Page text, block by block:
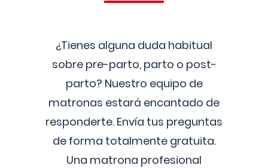
¿Tienes alguna duda habitual
sobre pre-parto, parto o post-
parto? Nuestro equipo de
matronas estará encantado de
responderte. Envía tus preguntas
de forma totalmente gratuita.
Una matrona profesional